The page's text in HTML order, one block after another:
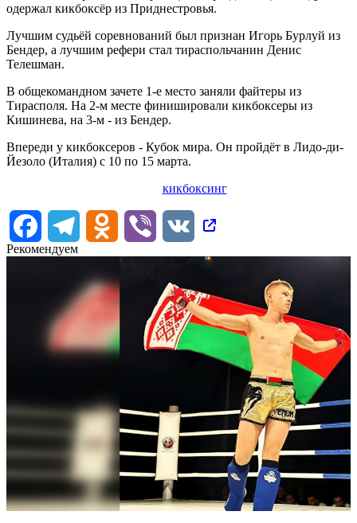
одержал кикбоксёр из Приднестровья.
Лучшим судьёй соревнований был признан Игорь Бурлуй из
Бендер, а лучшим рефери стал тираспольчанин Денис
Телешман.
В общекомандном зачете 1-е место заняли файтеры из
Тирасполя. На 2-м месте финишировали кикбоксеры из
Кишинева, на 3-м - из Бендер.
Впереди у кикбоксеров - Кубок мира. Он пройдёт в Лидо-ди-
Йезоло (Италия) с 10 по 15 марта.
кикбоксинг
FacebookTelegram Odnoklassniki
Viber
VK
Рекомендуем